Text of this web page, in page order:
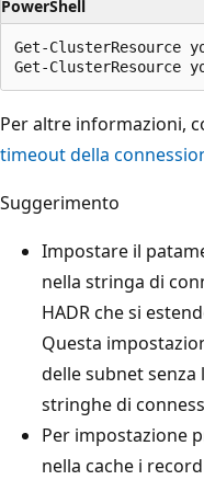
PowerShell
Get-ClusterResource
Per altre informazioni,
timeout della
Suggerimento
Impostare il
nella stringa di
HADR che si
Questa
delle subnet
stringhe di
Per impostazione
nella cache i